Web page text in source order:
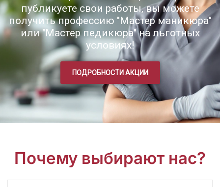
публикуете свои работы, вы можете
получить профессию "Мастер маникюра"
или "Мастер педикюра" на льготных
условиях!
ПОДРОБНОСТИ АКЦИИ
Почему выбирают нас?